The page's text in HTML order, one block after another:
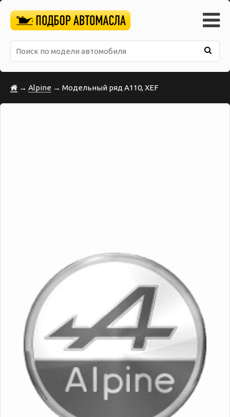
→ Alpine → Модельный ряд A110, XEF